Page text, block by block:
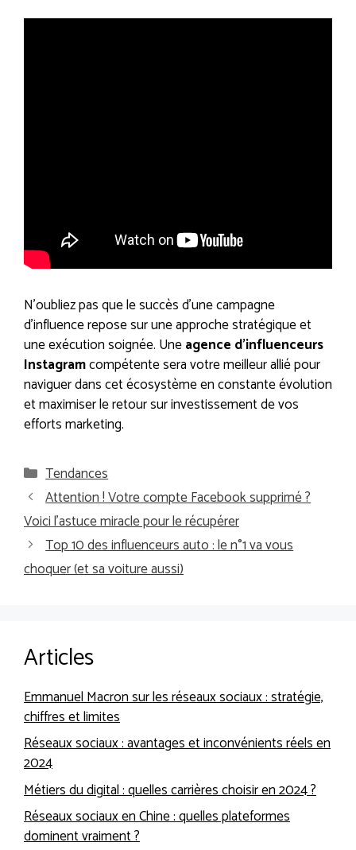
N’oubliez pas que le succès d’une campagne
d’influence repose sur une approche stratégique et
une exécution soignée. Uneagence d’influenceurs
Instagramcompétente sera votre meilleur allié pour
naviguer dans cet écosystème en constante évolution
et maximiser le retour sur investissement de vos
efforts marketing.
Catégories
Tendances
Attention ! Votre compte Facebook supprimé ?
Voici l’astuce miracle pour le récupérer
Top 10 des influenceurs auto : le n°1 va vous
choquer (et sa voiture aussi)
Articles
Emmanuel Macron sur les réseaux sociaux : stratégie,
chiffres et limites
Réseaux sociaux : avantages et inconvénients réels en
2024
Métiers du digital : quelles carrières choisir en 2024 ?
Réseaux sociaux en Chine : quelles plateformes
dominent vraiment ?